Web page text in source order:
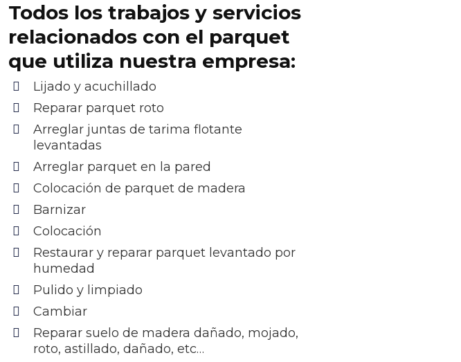
Todos los trabajos y servicios
relacionados con el parquet
que utiliza nuestra empresa:
Lijado y acuchillado
Reparar parquet roto
Arreglar juntas de tarima flotante
levantadas
Arreglar parquet en la pared
Colocación de parquet de madera
Barnizar
Colocación
Restaurar y reparar parquet levantado por
humedad
Pulido y limpiado
Cambiar
Reparar suelo de madera dañado, mojado,
roto, astillado, dañado, etc…